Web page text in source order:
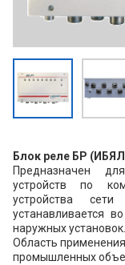
Блок реле БР
Предназначен
устройств по
устройства
устанавливается
наружных установок.
Область
промышленных